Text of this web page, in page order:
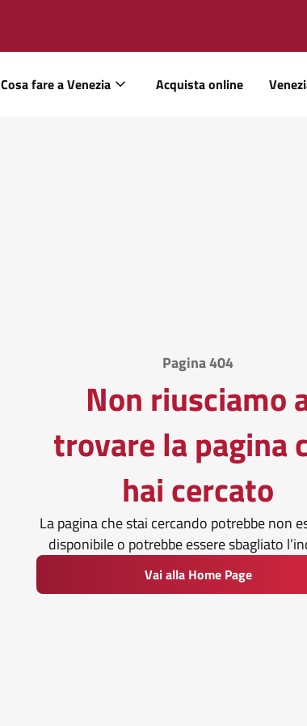
Cosa fare a Venezia Acquista online
Pagina 404
Non riusciamo
trovare la pagina
hai cercato
La pagina che stai cercando potrebbe non
disponibile o potrebbe essere sbagliato
Vai alla Home Page